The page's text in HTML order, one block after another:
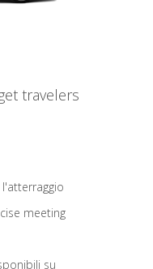
travelers
meeting
su